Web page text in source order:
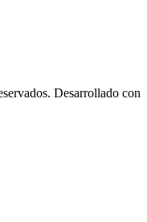
Desarrollado con